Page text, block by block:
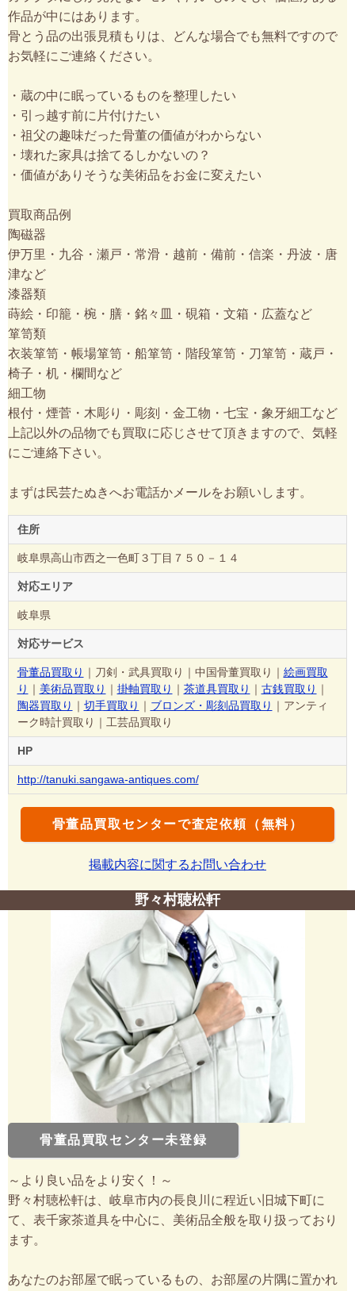
作品が中にはあります。
骨とう品の出張見積もりは、どんな場合でも無料ですので
お気軽にご連絡ください。
・蔵の中に眠っているものを整理したい
・引っ越す前に片付けたい
・祖父の趣味だった骨董の価値がわからない
・壊れた家具は捨てるしかないの？
・価値がありそうな美術品をお金に変えたい
買取商品例
陶磁器
伊万里・九谷・瀬戸・常滑・越前・備前・信楽・丹波・唐
津など
漆器類
蒔絵・印籠・椀・膳・銘々皿・硯箱・文箱・広蓋など
箪笥類
衣装箪笥・帳場箪笥・船箪笥・階段箪笥・刀箪笥・蔵戸・
椅子・机・欄間など
細工物
根付・煙菅・木彫り・彫刻・金工物・七宝・象牙細工など
上記以外の品物でも買取に応じさせて頂きますので、気軽
にご連絡下さい。
まずは民芸たぬきへお電話かメールをお願いします。
住所
岐阜県高山市西之一色町３丁目７５０－１４
対応エリア
岐阜県
対応サービス
骨董品買取り ｜刀剣・武具買取り｜中国骨董買取り｜ 絵画買取
り ｜ 美術品買取り ｜ 掛軸買取り ｜ 茶道具買取り ｜ 古銭買取り ｜
陶器買取り ｜ 切手買取り ｜ ブロンズ・彫刻品買取り ｜アンティ
ーク時計買取り｜工芸品買取り
HP
http://tanuki.sangawa-antiques.com/
骨董品買取センターで査定依頼（無料）
掲載内容に関するお問い合わせ
野々村聴松軒
骨董品買取センター未登録
～より良い品をより安く！～
野々村聴松軒は、岐阜市内の長良川に程近い旧城下町に
て、表千家茶道具を中心に、美術品全般を取り扱っており
ます。
あなたのお部屋で眠っているもの、お部屋の片隅に置かれ